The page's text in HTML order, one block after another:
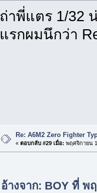
ถ่าพี่แตร 1/32
แรกผมนึกว่า
Re: A6M2 Zero Fighter
« ตอบกลับ #29 เมื่อ: พฤศจิกายน
อ้างจาก: BOY ที่ พ